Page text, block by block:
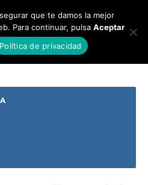
que te damos la mejor
Para continuar, pulsa Aceptar
Política de privacidad